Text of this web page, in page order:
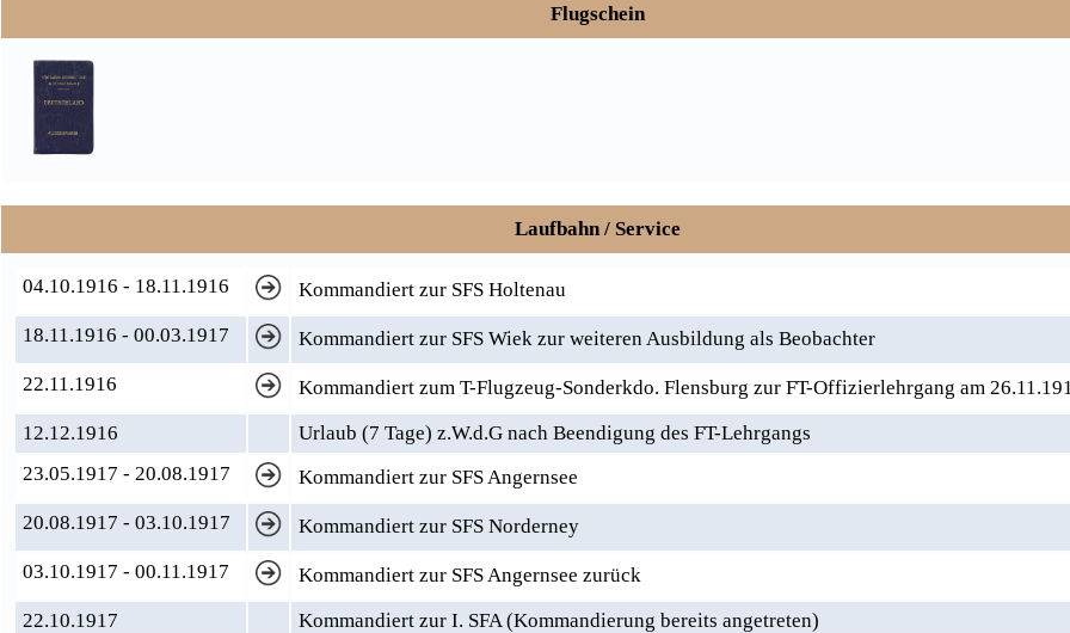
Flugschein
Laufbahn / Service
04.10.1916 - 18.11.1916
Kommandiert zur SFS Holtenau
18.11.1916 - 00.03.1917
Kommandiert zur SFS Wiek zur weiteren Ausbildung als Beobachter
22.11.1916
Kommandiert zum T-Flugzeug-Sonderkdo. Flensburg zur FT-Offizierlehrgang am
12.12.1916
Urlaub (7 Tage) z.W.d.G nach Beendigung des FT-Lehrgangs
23.05.1917 - 20.08.1917
Kommandiert zur SFS Angernsee
20.08.1917 - 03.10.1917
Kommandiert zur SFS Norderney
03.10.1917 - 00.11.1917
Kommandiert zur SFS Angernsee zurück
22.10.1917
Kommandiert zur I. SFA (Kommandierung bereits angetreten)